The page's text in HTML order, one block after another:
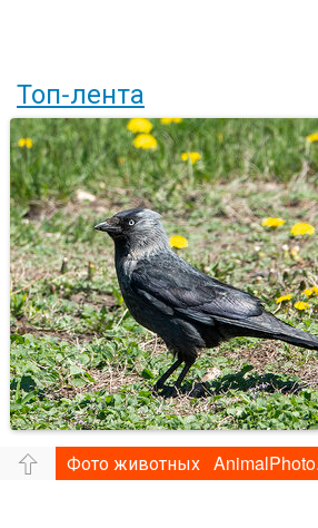
Топ-лента
Фото животных